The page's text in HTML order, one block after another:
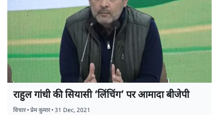
राहुल गांधी की सियासी ‘लिंचिंग’ पर आमादा बीजेपी
विचार•प्रेम कुमार•31 Dec, 2021